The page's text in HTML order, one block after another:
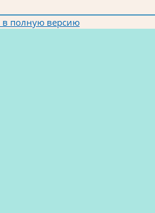
в полную версию